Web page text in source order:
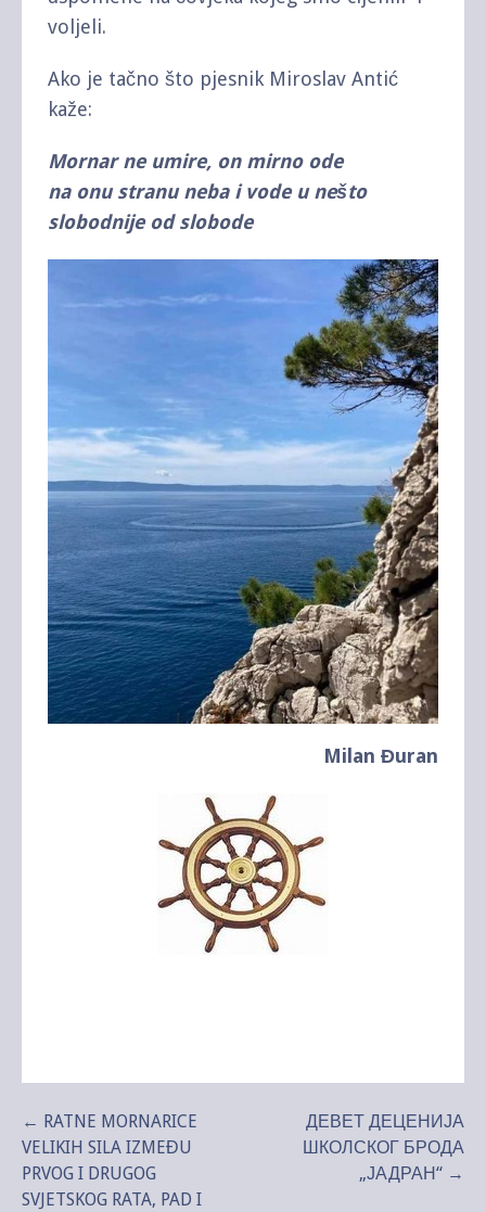
voljeli.
Ako je tačno što pjesnik Miroslav Antić
kaže:
Mornar ne umire, on mirno ode
na onu stranu neba i vode u nešto
slobodnije od slobode
Milan Đuran
Kretanje
članka
← RATNE MORNARICE
VELIKIH SILA IZMEĐU
PRVOG I DRUGOG
SVJETSKOG RATA, PAD I
ДЕВЕТ ДЕЦЕНИЈА
ШКОЛСКОГ БРОДА
„ЈАДРАН“ →